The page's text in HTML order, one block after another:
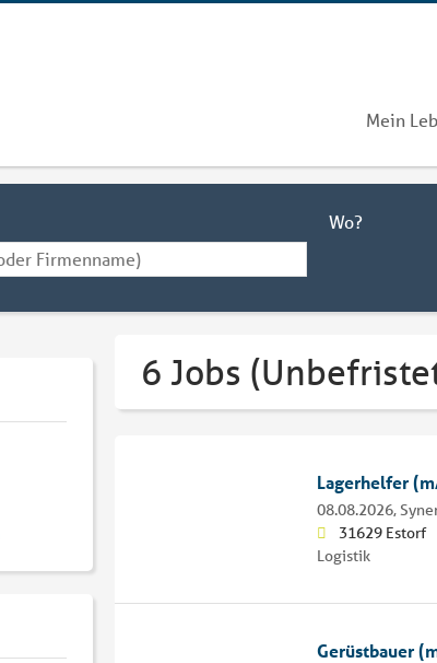
Mein
Wo?
6 Jobs
Lagerhelfer
08.08.2026,
31629 Estorf
Logistik
Gerüstbauer